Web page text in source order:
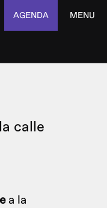
AGENDA MENU
calle
a la